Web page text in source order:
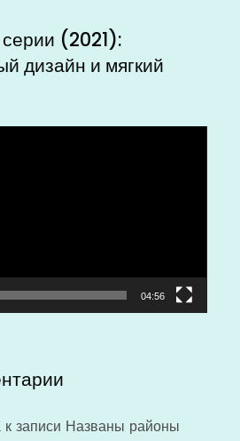
(2021):
дизайн и мягкий
04:56
к записи Названы районы